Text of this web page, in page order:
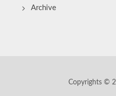
Archive
Copyrights ©